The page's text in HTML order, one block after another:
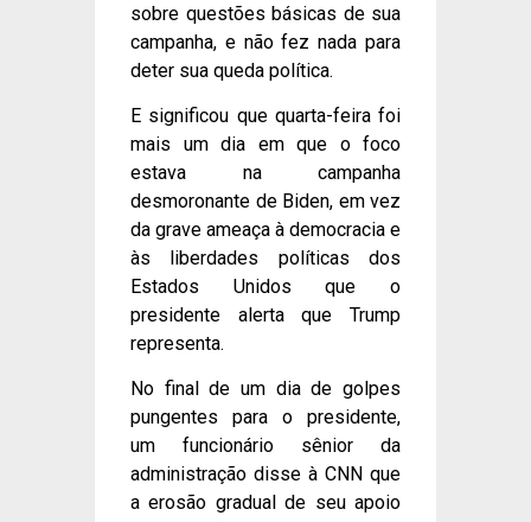
sobre questões básicas de sua
campanha, e não fez nada para
deter sua queda política.
E significou que quarta-feira foi
mais um dia em que o foco
estava na campanha
desmoronante de Biden, em vez
da grave ameaça à democracia e
às liberdades políticas dos
Estados Unidos que o
presidente alerta que Trump
representa.
No final de um dia de golpes
pungentes para o presidente,
um funcionário sênior da
administração disse à CNN que
a erosão gradual de seu apoio